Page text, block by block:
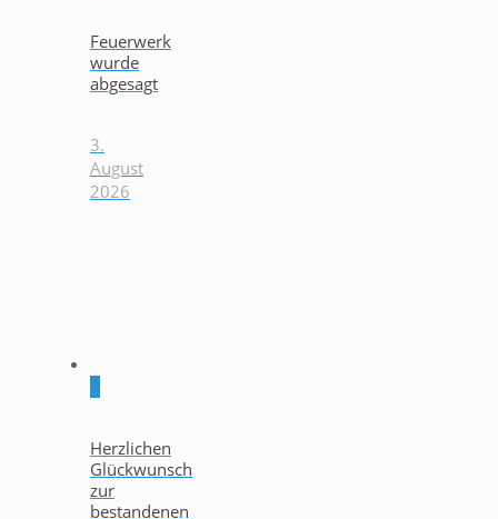
Feuerwerk
wurde
abgesagt
3.
August
2026
Herzlichen
Glückwunsch
zur
bestandenen